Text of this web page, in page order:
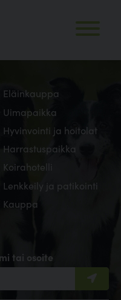
tai osoite
Eläinkauppa
Uimapaikka
Hyvinvointi ja hoitolat
Harrastuspaikka
Koirahotelli
Lenkkeily ja patikointi
Kauppa